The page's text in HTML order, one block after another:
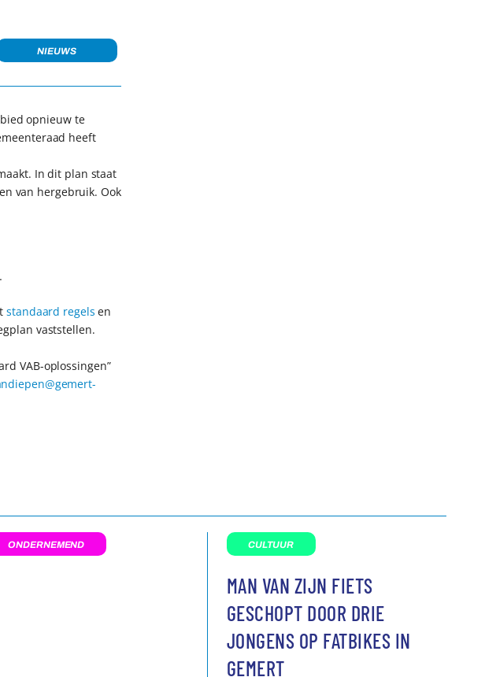
NIEUWS
opnieuw te
heeft
In dit plan staat
van hergebruik. Ook
standaard regels en
vaststellen.
VAB-oplossingen”
ONDERNEMEND CULTUUR
MAN VAN ZIJN FIETS
GESCHOPT DOOR DRIE
JONGENS OP FATBIKES IN
GEMERT